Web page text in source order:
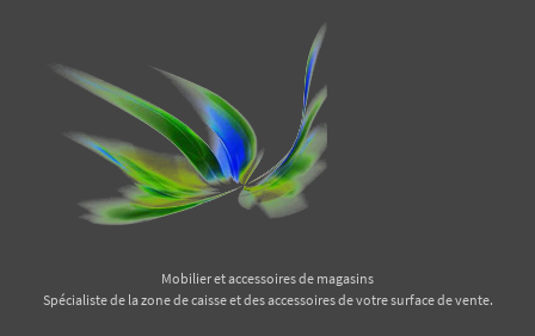
Mobilier et accessoires de magasins
Spécialiste de la zone de caisse et des accessoires de votre surface de vente.